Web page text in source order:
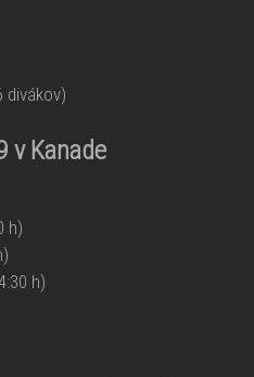
divákov)
v Kanade
h)
h)